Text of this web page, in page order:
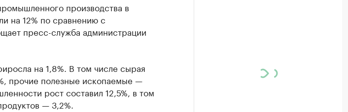
производства в
на 12% по сравнению с
пресс-служба администрации
на 1,8%. В том числе сырая
прочие полезные ископаемые —
рост составил 12,5%, в том
— 3,2%.